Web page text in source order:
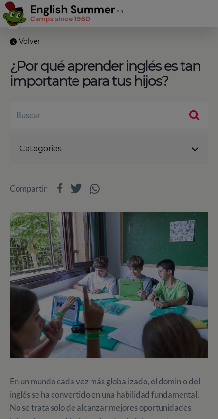
Volver
¿Por qué aprender inglés es tan
importante para tus hijos?
En un mundo cada vez más globalizado, el dominio del
inglés se ha convertido en una habilidad fundamental.
No se trata solo de alcanzar mejores oportunidades
Categories
Compartir